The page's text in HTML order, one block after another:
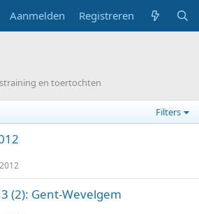
Aanmelden Registreren
en toertochten
Filters
(2): Gent-Wevelgem